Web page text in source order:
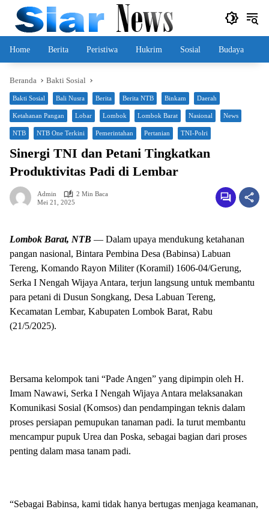
Langsung
konten
Home Berita Peristiwa Hukrim Sosial Budaya
Beranda Bakti Sosial
Bakti Sosial Bali Nusra Berita Berita NTB Binkam Daerah
Ketahanan Pangan Lobar Lombok Lombok Barat Nasional News
NTB NTB One Terkini Pemerintahan Pertanian TNI-Polri
Sinergi TNI dan Petani Tingkatkan
Produktivitas Padi di Lembar
Admin
2 Min Baca
Mei 21, 2025
Lombok Barat, NTB — Dalam upaya mendukung ketahanan
pangan nasional, Bintara Pembina Desa (Babinsa) Labuan
Tereng, Komando Rayon Militer (Koramil) 1606-04/Gerung,
Serka I Nengah Wijaya Antara, terjun langsung untuk membantu
para petani di Dusun Songkang, Desa Labuan Tereng,
Kecamatan Lembar, Kabupaten Lombok Barat, Rabu
(21/5/2025).
Bersama kelompok tani “Pade Angen” yang dipimpin oleh H.
Imam Nawawi, Serka I Nengah Wijaya Antara melaksanakan
Komunikasi Sosial (Komsos) dan pendampingan teknis dalam
proses persiapan pemupukan tanaman padi. Ia turut membantu
mencampur pupuk Urea dan Poska, sebagai bagian dari proses
penting dalam masa tanam padi.
“Sebagai Babinsa, kami tidak hanya bertugas menjaga keamanan,